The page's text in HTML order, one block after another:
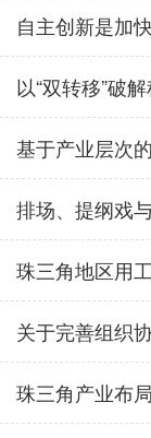
自主创新是加
以“双转移”破
基于产业层次
排场、提纲戏
珠三角地区用
关于完善组织
珠三角产业布